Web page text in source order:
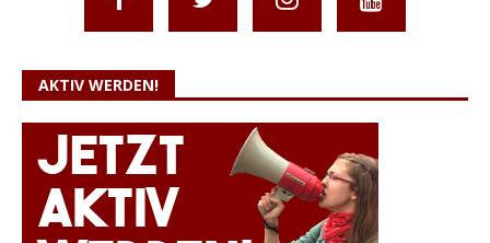
AKTIV WERDEN!